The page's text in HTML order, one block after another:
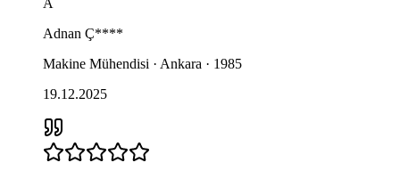
Adnan Ç****
Makine Mühendisi · Ankara · 1985
19.12.2025